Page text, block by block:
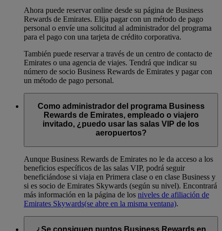
Ahora puede reservar online desde su página de Business
Rewards de Emirates. Elija pagar con un método de pago
personal o envíe una solicitud al administrador del programa
para el pago con una tarjeta de crédito corporativa.
También puede reservar a través de un centro de contacto de
Emirates o una agencia de viajes. Tendrá que indicar su
número de socio Business Rewards de Emirates y pagar con
un método de pago personal.
Como administrador del programa Business
Rewards de Emirates, empleado o viajero
invitado, ¿puedo usar las salas VIP de los
aeropuertos?
Aunque Business Rewards de Emirates no le da acceso a los
beneficios específicos de las salas VIP, podrá seguir
beneficiándose si viaja en Primera clase o en clase Business y
si es socio de Emirates Skywards (según su nivel). Encontrará
más información en la página de los niveles de afiliación de
Emirates Skywards(se abre en la misma ventana).